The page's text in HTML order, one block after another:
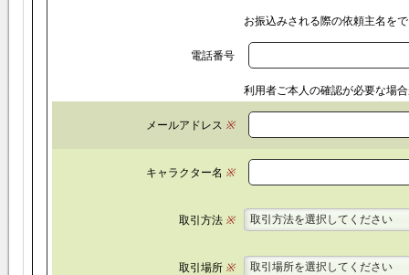
お振込みされる際の依頼主名を
電話番号
利用者ご本人の確認が必要な場
メールアドレス ※
キャラクター名 ※
取引方法※ 取引方法を選択してください
取引場所※ 取引場所を選択してください